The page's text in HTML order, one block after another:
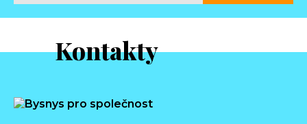
Kontakty